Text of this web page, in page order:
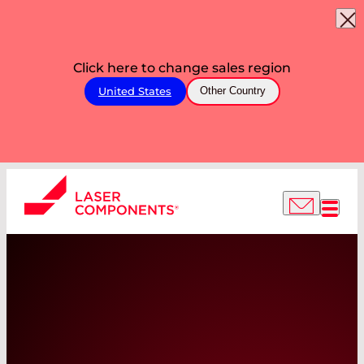
Click here to change sales region
United States Other Country